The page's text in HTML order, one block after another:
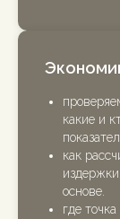
какие и
как
основе.
где